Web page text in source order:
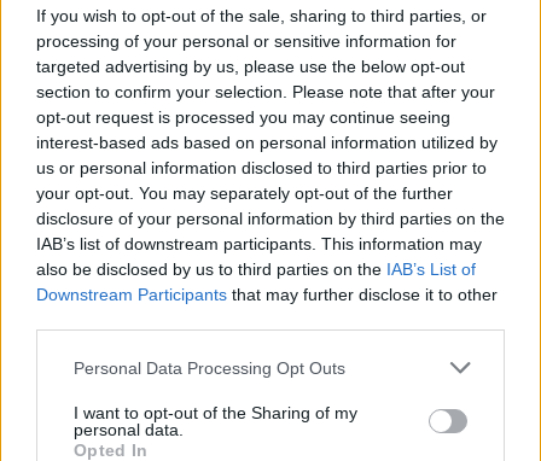
If you wish to opt-out of the sale, sharing to third parties, or
processing of your personal or sensitive information for
targeted advertising by us, please use the below opt-out
section to confirm your selection. Please note that after your
opt-out request is processed you may continue seeing
interest-based ads based on personal information utilized by
us or personal information disclosed to third parties prior to
your opt-out. You may separately opt-out of the further
disclosure of your personal information by third parties on the
IAB’s list of downstream participants. This information may
also be disclosed by us to third parties on the IAB’s List of
Downstream Participants that may further disclose it to other
Personal Data Processing Opt Outs
I want to opt-out of the Sharing of my
personal data.
Opted In
Περισσότερα από το
Trade Estates: Στην κατοχή της το
50% του Sofia South Ring Mall με
τίμημα 49,35 εκατ. ευρώ
07/08/26|16:53
Ατρόμητος και Novibet
ανανεώνουν τη συνεργασία τους
μέχρι το 2028